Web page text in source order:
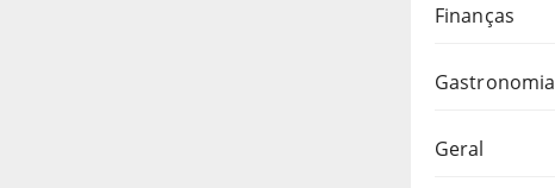
Finanças
Gastronomia
Geral